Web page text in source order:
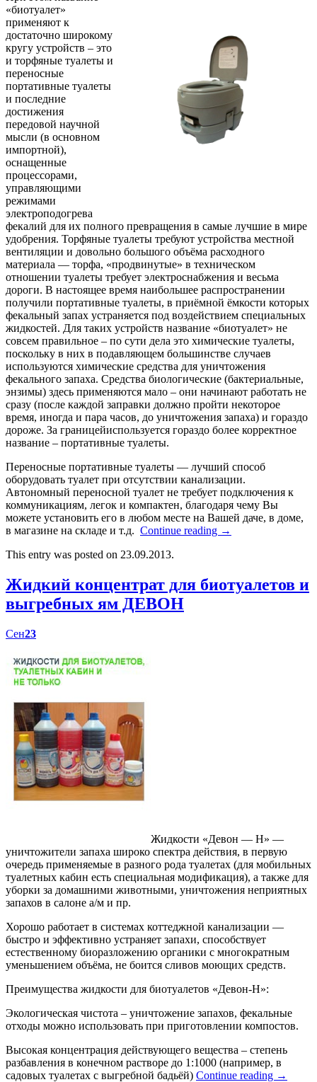
«биотуалет»
применяют к
достаточно широкому
кругу устройств – это
и торфяные туалеты и
переносные
портативные туалеты
и последние
достижения
передовой научной
мысли (в основном
импортной),
оснащенные
процессорами,
управляющими
режимами
электроподогрева
фекалий для их полного превращения в самые лучшие в мире
удобрения. Торфяные туалеты требуют устройства местной
вентиляции и довольно большого объёма расходного
материала — торфа, «продвинутые» в техническом
отношении туалеты требует электроснабжения и весьма
дороги. В настоящее время наибольшее распространении
получили портативные туалеты, в приёмной ёмкости которых
фекальный запах устраняется под воздействием специальных
жидкостей. Для таких устройств название «биотуалет» не
совсем правильное – по сути дела это химические туалеты,
поскольку в них в подавляющем большинстве случаев
используются химические средства для уничтожения
фекального запаха. Средства биологические (бактериальные,
энзимы) здесь применяются мало – они начинают работать не
сразу (после каждой заправки должно пройти некоторое
время, иногда и пара часов, до уничтожения запаха) и гораздо
дороже. За границейиспользуется гораздо более корректное
название – портативные туалеты.
Переносные портативные туалеты — лучший способ
оборудовать туалет при отсутствии канализации.
Автономный переносной туалет не требует подключения к
коммуникациям, легок и компактен, благодаря чему Вы
можете установить его в любом месте на Вашей даче, в доме,
в магазине на складе и т.д. Continue reading →
This entry was posted on 23.09.2013.
Жидкий концентрат для биотуалетов и
выгребных ям ДЕВОН
Сен23
Жидкости «Девон — Н» —
уничтожители запаха широко спектра действия, в первую
очередь применяемые в разного рода туалетах (для мобильных
туалетных кабин есть специальная модификация), а также для
уборки за домашними животными, уничтожения неприятных
запахов в салоне а/м и пр.
Хорошо работает в системах коттеджной канализации —
быстро и эффективно устраняет запахи, способствует
естественному биоразложению органики с многократным
уменьшением объёма, не боится сливов моющих средств.
Преимущества жидкости для биотуалетов «Девон-Н»:
Экологическая чистота – уничтожение запахов, фекальные
отходы можно использовать при приготовлении компостов.
Высокая концентрация действующего вещества – степень
разбавления в конечном растворе до 1:1000 (например, в
садовых туалетах с выгребной бадьёй) Continue reading →